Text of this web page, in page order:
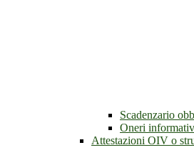
Scadenzario
Oneri
Attestazioni OIV o